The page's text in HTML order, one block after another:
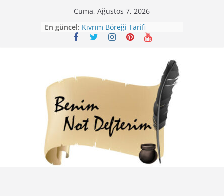
Cuma, Ağustos 7, 2026
En güncel: Kıvrım Böreği Tarifi
Karabuğday Pilavı Tarifi